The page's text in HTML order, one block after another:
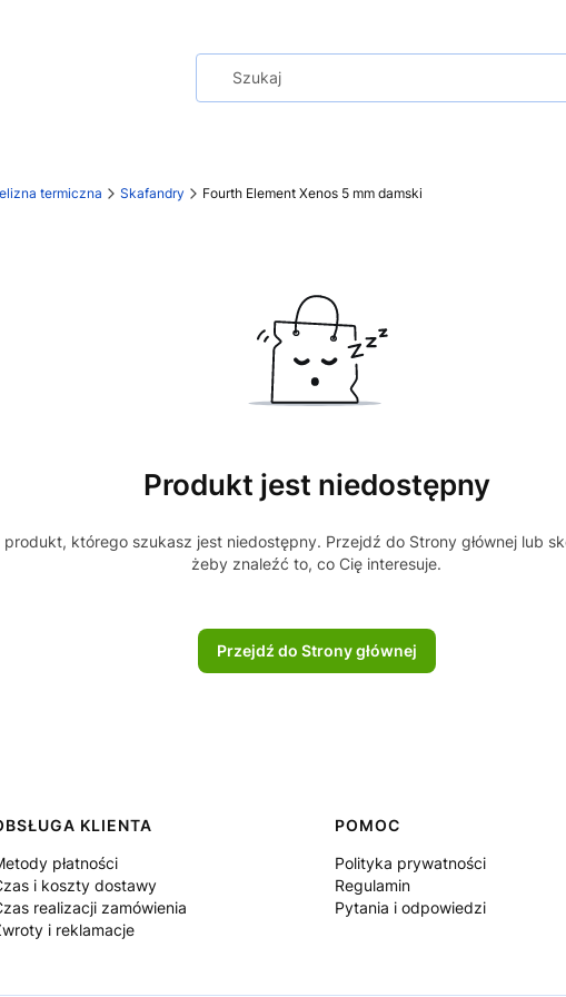
termiczna Skafandry Fourth Element Xenos 5 mm damski
Produkt jest niedostępny
produkt, którego szukasz jest niedostępny. Przejdź do Strony głównej lub
żeby znaleźć to, co Cię interesuje.
Przejdź do Strony głównej
KLIENTA
płatności
i koszty dostawy
realizacji zamówienia
i reklamacje
POMOC
Polityka prywatności
Regulamin
Pytania i odpowiedzi